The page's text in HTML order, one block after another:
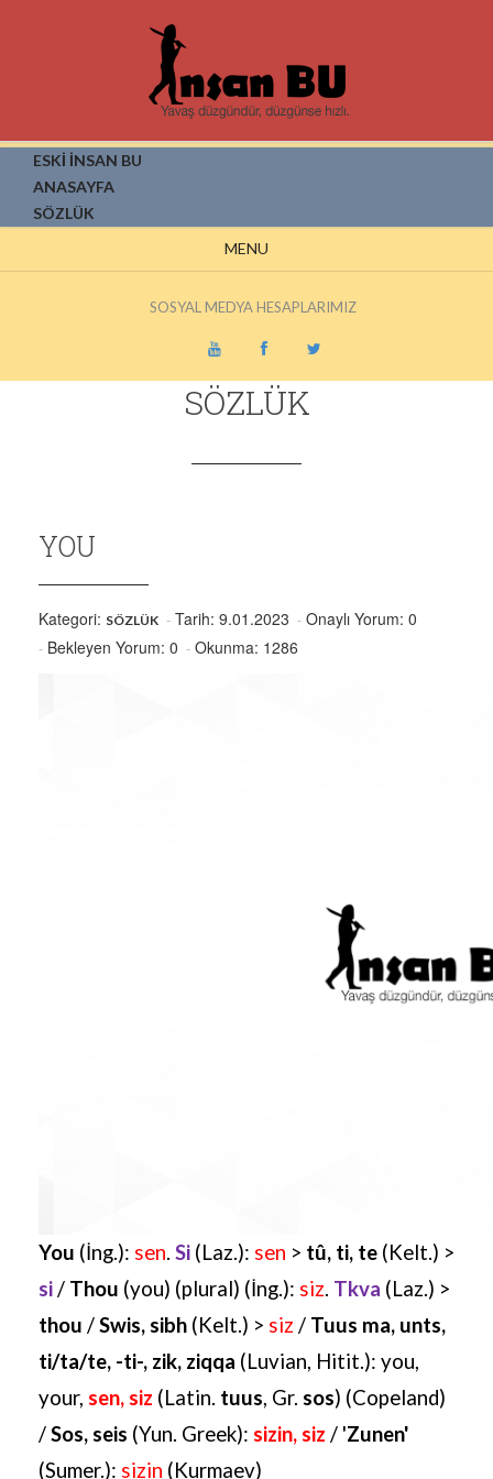
ESKİ İNSAN BU
ANASAYFA
SÖZLÜK
MENU
SOSYAL MEDYA HESAPLARIMIZ
SÖZLÜK
YOU
Kategori: SÖZLÜK Tarih: 9.01.2023
Onaylı Yorum: 0
Bekleyen Yorum: 0
Okunma: 1286
You (İng.): sen. Si (Laz.): sen > tû, ti, te (Kelt.) >
si/ Thou (you) (plural) (İng.): siz. Tkva (Laz.) >
thou /Swis, sibh (Kelt.) > siz / Tuus ma, unts,
ti/ta/te, -ti-, zik, ziqqa (Luvian, Hitit.): you,
your, sen, siz (Latin. tuus, Gr. sos) (Copeland)
/Sos, seis (Yun. Greek): sizin, siz / 'Zunen'
(Sumer.): sizin (Kurmaev)